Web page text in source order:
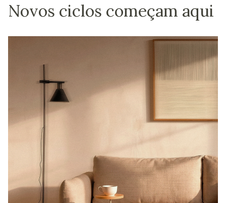
Novos ciclos começam aqui